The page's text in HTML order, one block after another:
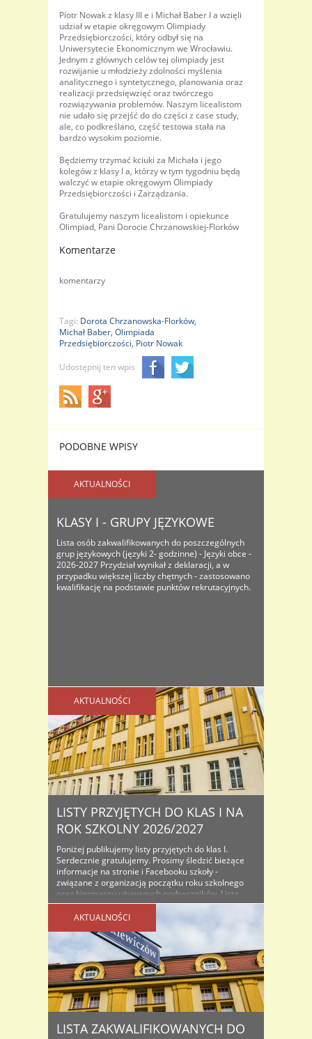
Piotr Nowak z klasy III e i Michał Baber I a wzięli
udział w etapie okręgowym Olimpiady
Przedsiębiorczości, który odbył się na
Uniwersytecie Ekonomicznym we Wrocławiu.
Jednym z głównych celów tej olimpiady jest
rozwijanie u młodzieży zdolności myślenia
analitycznego i syntetycznego, planowania oraz
realizacji przedsięwzięć oraz twórczego
rozwiązywania problemów. Naszym licealistom
nie udało się przejść do do części z case study,
ale, co podkreślano, część testowa stała na
bardzo wysokim poziomie.
Będziemy trzymać kciuki za Michała i jego
kolegów z klasy I a, którzy w tym tygodniu będą
walczyć w etapie okręgowym Olimpiady
Przedsiębiorczości i Zarządzania.
Gratulujemy naszym licealistom i opiekunce
Olimpiad, Pani Dorocie Chrzanowskiej-Florków
Komentarze
komentarzy
Tagi: Dorota Chrzanowska-Florków,
Michał Baber, Olimpiada
Przedsiębiorczości, Piotr Nowak
Udostępnij ten wpis
PODOBNE WPISY
AKTUALNOŚCI
KLASY I - GRUPY JĘZYKOWE
Lista osób zakwalifikowanych do poszczególnych
grup językowych (języki 2- godzinne) - Języki obce -
2026-2027 Przydział wynikał z deklaracji, a w
przypadku większej liczby chętnych - zastosowano
kwalifikację na podstawie punktów rekrutacyjnych.
AKTUALNOŚCI
LISTY PRZYJĘTYCH DO KLAS I NA
ROK SZKOLNY 2026/2027
Poniżej publikujemy listy przyjętych do klas I.
Serdecznie gratulujemy. Prosimy śledzić bieżące
informacje na stronie i Facebooku szkoły -
związane z organizacją początku roku szkolnego
oraz kiermaszu używanych podręczników. Lista
osób przyjętych do klas I na rok szkolny...
AKTUALNOŚCI
LISTA ZAKWALIFIKOWANYCH DO